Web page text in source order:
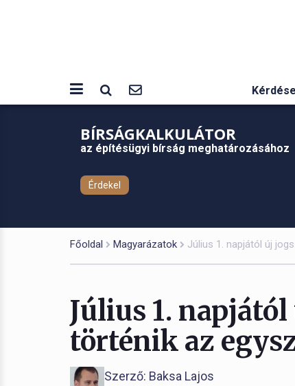
BÍRSÁGKALKULÁTOR
az építésügyi bírság meghatározásához
Érdekel
Főoldal Magyarázatok Július 1. napjától új
Július 1.
történik az
Szerző: Baksa Lajos